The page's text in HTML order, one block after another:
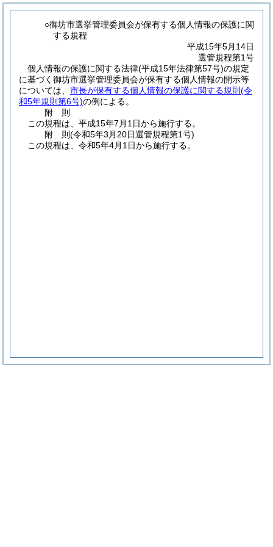
○御坊市選挙管理委員会が保有する個人情報の保護に関
する規程
平成15年5月14日
選管規程第1号
個人情報の保護に関する法律(平成15年法律第57号)の規定
に基づく御坊市選挙管理委員会が保有する個人情報の開示等
については、 市長が保有する個人情報の保護に関する規則 (令
和5年規則第6号)の例による。
附 則
この規程は、平成15年7月1日から施行する。
附 則(令和5年3月20日選管規程第1号)
この規程は、令和5年4月1日から施行する。